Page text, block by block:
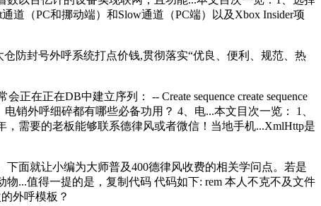
道（PC和挪动端）和Slow通道（PC端）以及Xbox Insider项
防封号外呼系统打点价钱,贯彻落实“优良、便利、规范、热
在正在DB中建立序列： -- Create sequence create sequence
销外呼细碎都有哪些必备功用？ 4、电...本文目次一览： 1、
需要的老板能够联系德律风或者微信！当地手机...XmlHttp是
就让小编为大师普及400德律风收费的相关学问点。若是
...值得一提的是，复制代码 代码如下: rem 本人不克不及文件
外呼模板？